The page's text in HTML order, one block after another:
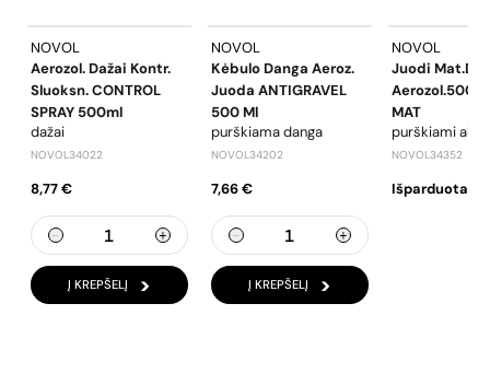
NOVOL
Aerozol. Dažai Kontr.
Sluoksn. CONTROL
SPRAY 500ml
dažai
NOVOL34022
8,77 €
Į KREPŠELĮ
NOVOL
Kėbulo Danga Aeroz.
Juoda ANTIGRAVEL
500 Ml
purškiama danga
NOVOL34202
7,66 €
Į KREPŠELĮ
NOVOL
Juodi
MAT
purškiami
NOVOL34352
Išparduota